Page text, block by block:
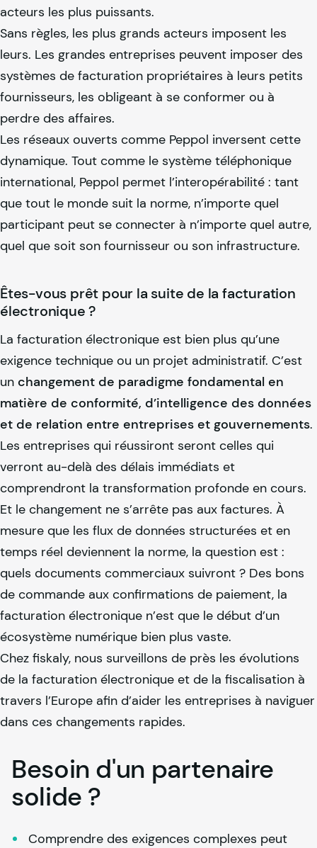
acteurs les plus puissants.
Sans règles, les plus grands acteurs imposent les
leurs. Les grandes entreprises peuvent imposer des
systèmes de facturation propriétaires à leurs petits
fournisseurs, les obligeant à se conformer ou à
perdre des affaires.
Les réseaux ouverts comme Peppol inversent cette
dynamique. Tout comme le système téléphonique
international, Peppol permet l’interopérabilité : tant
que tout le monde suit la norme, n’importe quel
participant peut se connecter à n’importe quel autre,
quel que soit son fournisseur ou son infrastructure.
Êtes-vous prêt pour la suite de la facturation
électronique ?
La facturation électronique est bien plus qu’une
exigence technique ou un projet administratif. C’est
un changement de paradigme fondamental en
matière de conformité, d’intelligence des données
et de relation entre entreprises et gouvernements.
Les entreprises qui réussiront seront celles qui
verront au-delà des délais immédiats et
comprendront la transformation profonde en cours.
Et le changement ne s’arrête pas aux factures. À
mesure que les flux de données structurées et en
temps réel deviennent la norme, la question est :
quels documents commerciaux suivront ? Des bons
de commande aux confirmations de paiement, la
facturation électronique n’est que le début d’un
écosystème numérique bien plus vaste.
Chez fiskaly, nous surveillons de près les évolutions
de la facturation électronique et de la fiscalisation à
travers l’Europe afin d’aider les entreprises à naviguer
dans ces changements rapides.
Besoin d'un partenaire
solide ?
Comprendre des exigences complexes peut